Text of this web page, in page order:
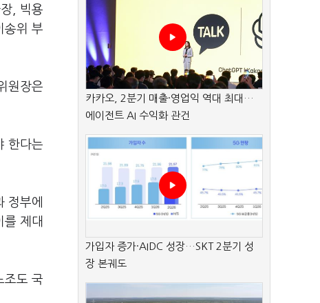
, 빅용
송위 부
원장은
한다는
정부에
를 제대
조도 국
카카오, 2분기 매출·영업익 역대 최대…
에이전트 AI 수익화 관건
가입자 증가·AIDC 성장…SKT 2분기 성
장 본궤도